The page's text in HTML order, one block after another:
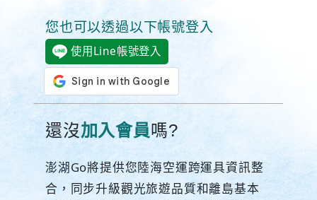
您也可以透過以下帳號登入
使用Line帳號登入
還沒加入會員嗎?
澎湖Go將提供您陸海空運跨運具資訊整
合，同步升級觀光旅遊品質和離島基本